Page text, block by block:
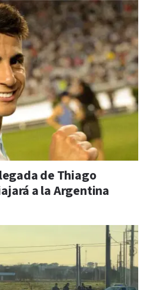
de Thiago
a la Argentina